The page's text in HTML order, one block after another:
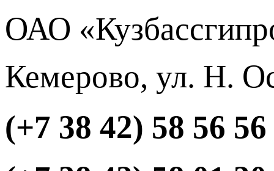
ОАО
Кемерово, ул. Н.
(+7 38 42) 58 56 56